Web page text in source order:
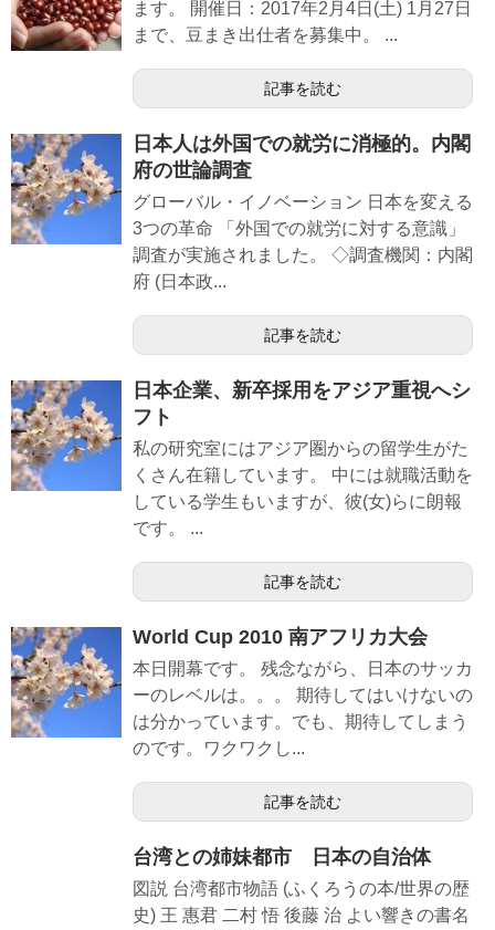
ます。 開催日：2017年2月4日(土) 1月27日
まで、豆まき出仕者を募集中。 ...
記事を読む
日本人は外国での就労に消極的。内閣
府の世論調査
グローバル・イノベーション 日本を変える
3つの革命 「外国での就労に対する意識」
調査が実施されました。 ◇調査機関：内閣
府 (日本政...
記事を読む
日本企業、新卒採用をアジア重視へシ
フト
私の研究室にはアジア圏からの留学生がた
くさん在籍しています。 中には就職活動を
している学生もいますが、彼(女)らに朗報
です。 ...
記事を読む
World Cup 2010 南アフリカ大会
本日開幕です。 残念ながら、日本のサッカ
ーのレベルは。。。 期待してはいけないの
は分かっています。でも、期待してしまう
のです。ワクワクし...
記事を読む
台湾との姉妹都市 日本の自治体
図説 台湾都市物語 (ふくろうの本/世界の歴
史) 王 惠君 二村 悟 後藤 治 よい響きの書名